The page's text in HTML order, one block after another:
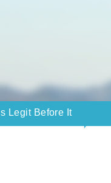
Legit Before It